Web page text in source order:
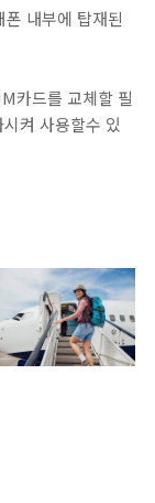
내부에 탑재된
카드를 교체할 필
켜 사용할수 있